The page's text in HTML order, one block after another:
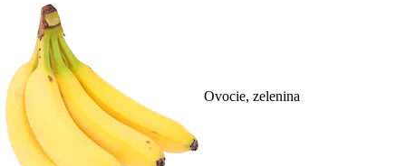
Ovocie, zelenina